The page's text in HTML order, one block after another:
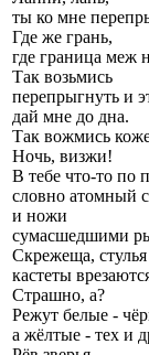
ты ко мне
Где же грань,
где граница меж
Так возьмись
перепрыгнуть и
дай мне до дна.
Так вожмись
Ночь, визжи!
В тебе что-то по
словно атомный
и ножи
сумасшедшими
Скрежеща, стулья
кастеты
Страшно, а?
Режут белые -
а жёлтые - тех и